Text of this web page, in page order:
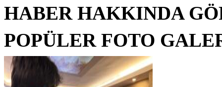
HABER HAKKINDA
POPÜLER FOTO